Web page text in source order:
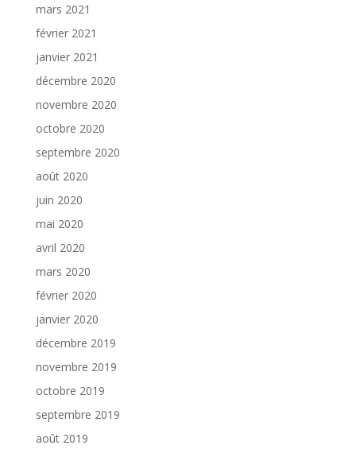
mars 2021
février 2021
janvier 2021
décembre 2020
novembre 2020
octobre 2020
septembre 2020
août 2020
juin 2020
mai 2020
avril 2020
mars 2020
février 2020
janvier 2020
décembre 2019
novembre 2019
octobre 2019
septembre 2019
août 2019